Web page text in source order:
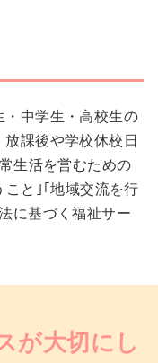
中学生・高校生の
課後や学校休校日
生活を営むための
と｣｢地域交流を行
に基づく福祉サー
が大切にし